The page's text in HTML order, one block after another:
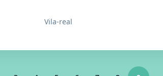
Vila-real